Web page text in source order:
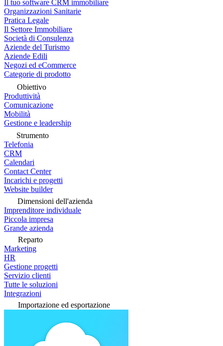
Il tuo software CRM immobiliare
Organizzazioni Sanitarie
Pratica Legale
Il Settore Immobiliare
Società di Consulenza
Aziende del Turismo
Aziende Edili
Negozi ed eCommerce
Categorie di prodotto
Obiettivo
Produttività
Comunicazione
Mobilità
Gestione e leadership
Strumento
Telefonia
CRM
Calendari
Contact Center
Incarichi e progetti
Website builder
Dimensioni dell'azienda
Imprenditore individuale
Piccola impresa
Grande azienda
Reparto
Marketing
HR
Gestione progetti
Servizio clienti
Tutte le soluzioni
Integrazioni
Importazione ed esportazione